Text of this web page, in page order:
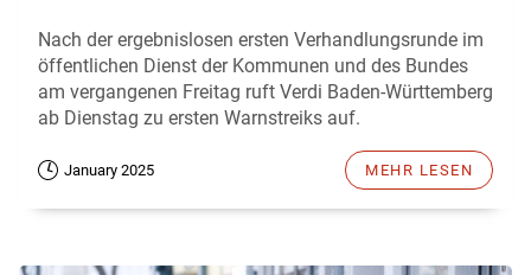
Nach der ergebnislosen ersten Verhandlungsrunde im
öffentlichen Dienst der Kommunen und des Bundes
am vergangenen Freitag ruft Verdi Baden-Württemberg
ab Dienstag zu ersten Warnstreiks auf.
January 2025 MEHR LESEN